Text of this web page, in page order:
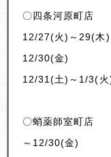
〇四条河原町店
12/27(火)～29(
12/30(金) 13
12/31(土)～1/3(
〇蛸薬師室町店
～12/30(金)